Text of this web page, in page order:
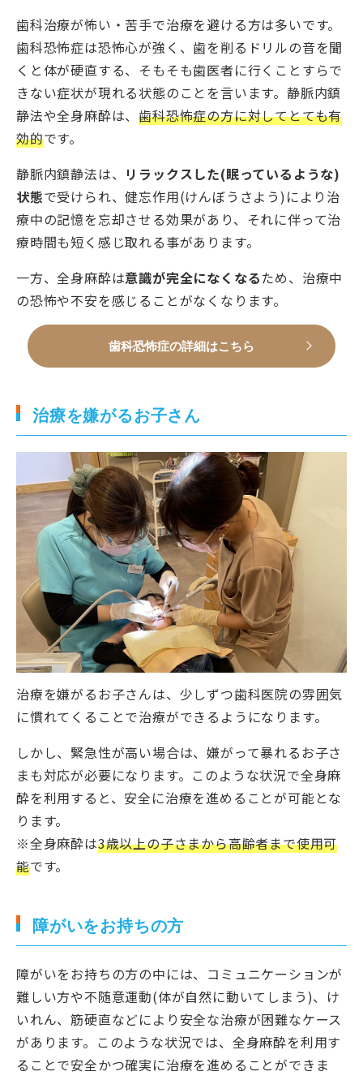
歯科治療が怖い・苦手で治療を避ける方は多いです。
歯科恐怖症は恐怖心が強く、歯を削るドリルの音を聞
くと体が硬直する、そもそも歯医者に行くことすらで
きない症状が現れる状態のことを言います。静脈内鎮
静法や全身麻酔は、歯科恐怖症の方に対してとても有
効的です。
静脈内鎮静法は、 リラックスした(眠っているような)
状態で受けられ、健忘作用(けんぼうさよう)により治
療中の記憶を忘却させる効果があり、それに伴って治
療時間も短く感じ取れる事があります。
一方、全身麻酔は意識が完全になくなるため、治療中
の恐怖や不安を感じることがなくなります。
歯科恐怖症の詳細はこちら
治療を嫌がるお子さん
治療を嫌がるお子さんは、少しずつ歯科医院の雰囲気
に慣れてくることで治療ができるようになります。
しかし、緊急性が高い場合は、嫌がって暴れるお子さ
まも対応が必要になります。このような状況で全身麻
酔を利用すると、安全に治療を進めることが可能とな
ります。
※全身麻酔は3歳以上の子さまから高齢者まで使用可
能です。
障がいをお持ちの方
障がいをお持ちの方の中には、コミュニケーションが
難しい方や不随意運動(体が自然に動いてしまう)、け
いれん、筋硬直などにより安全な治療が困難なケース
があります。このような状況では、全身麻酔を利用す
ることで安全かつ確実に治療を進めることができま